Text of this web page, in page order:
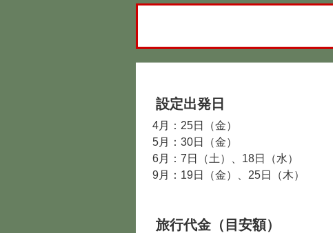
設定出発日
4月：25日（金）
5月：30日（金）
6月：7日（土）、18日（水）
9月：19日（金）、25日（木）
旅行代金（目安額）